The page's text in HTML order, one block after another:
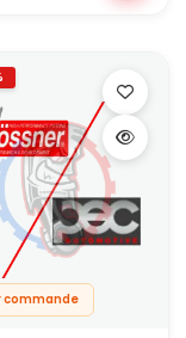
commande